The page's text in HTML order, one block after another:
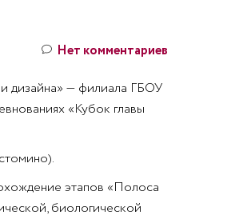
Нет комментариев
дизайна» — филиала ГБОУ
«Кубок главы
этапов «Полоса
биологической